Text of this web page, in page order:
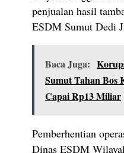
penjualan hasil
ESDM Sumut Dedi
Baca Juga:
Sumut Tahan Bos
Capai Rp13 Miliar
Pemberhentian
Dinas ESDM